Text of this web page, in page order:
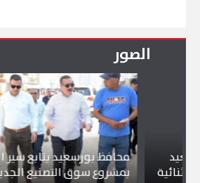
الصور
محافظ بورسعيد يتابع سير العمل
بمشروع سوق التصنيع الجديد